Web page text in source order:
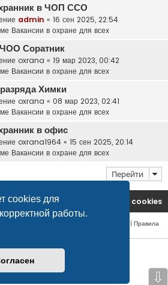
cookies для
работы.
в ЧОП ССО
admin « 16 сен 2025, 22:54
Вакансии в охране для всех
Соратник
oxrana « 19 мар 2023, 00:42
Вакансии в охране для всех
Химки
oxrana « 08 мар 2023, 02:41
Вакансии в охране для всех
в офис
oxrana1964 « 15 сен 2025, 20:14
Вакансии в охране для всех
Перейти
Удалить cookies
| Правила
⇩
охрана и безопасность, 2013-2026